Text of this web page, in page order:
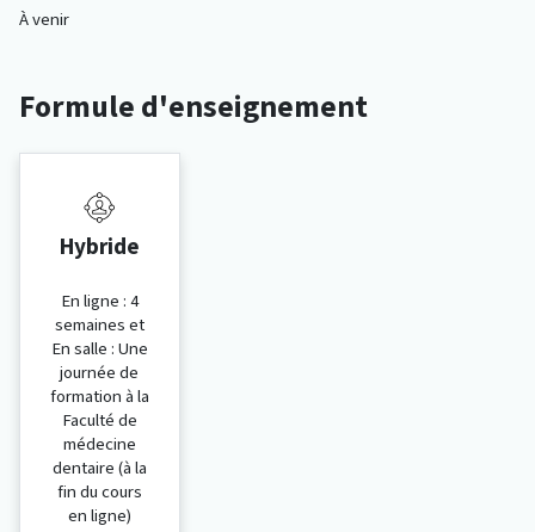
À venir
Formule d'enseignement
Hybride
En ligne : 4
semaines et
En salle : Une
journée de
formation à la
Faculté de
médecine
dentaire (à la
fin du cours
en ligne)